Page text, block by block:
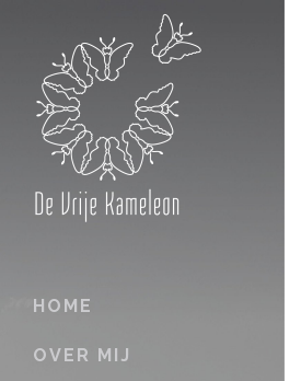
HOME
OVER MIJ